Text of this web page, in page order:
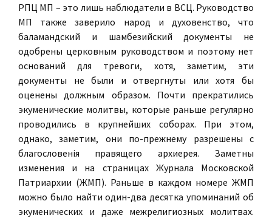
РПЦ МП – это лишь наблюдатели в ВСЦ. Руководство
МП также заверило народ и духовенство, что
баламандский и шамбезийский документы не
одобрены церковным руководством и поэтому нет
оснований для тревоги, хотя, заметим, эти
документы не были и отвергнуты или хотя бы
оценены должным образом. Почти прекратились
экуменические молитвы, которые раньше регулярно
проводились в крупнейших соборах. При этом,
однако, заметим, они по-прежнему разрешены с
благословенiя правящего архиерея. Заметны
изменения и на страницах Журнала Московской
Пaтpиapxии (ЖМП). Раньше в каждом номере ЖМП
можно было найти один-два десятка упоминаний об
экуменических и даже межрелигиозных молитвах.